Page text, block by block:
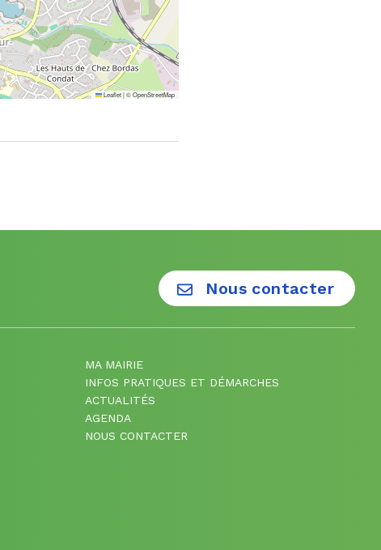
Leaflet |©OpenStreetMap
Nous contacter
MA MAIRIE
INFOS PRATIQUES ET DÉMARCHES
ACTUALITÉS
AGENDA
NOUS CONTACTER